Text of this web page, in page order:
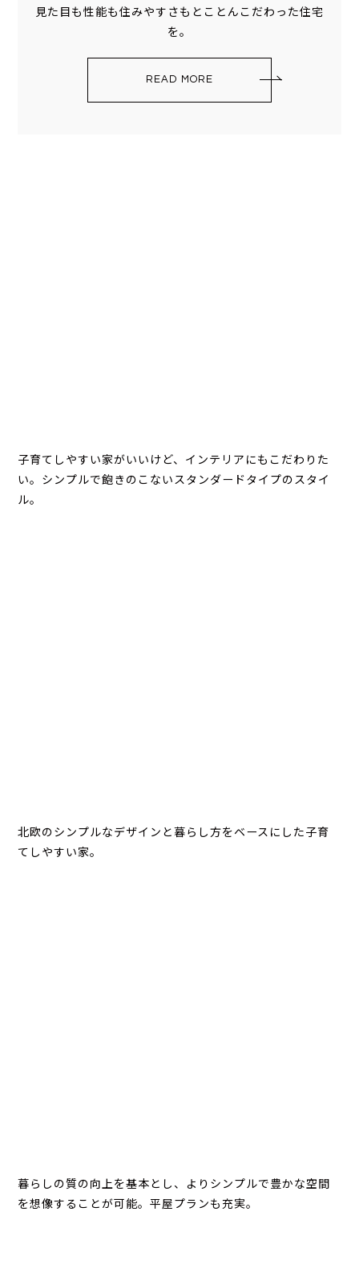
見た目も性能も住みやすさもとことんこだわった住宅
を。
READ MORE
子育てしやすい家がいいけど、インテリアにもこだわりた
い。シンプルで飽きのこないスタンダードタイプのスタイ
ル。
北欧のシンプルなデザインと暮らし方をベースにした子育
てしやすい家。
暮らしの質の向上を基本とし、よりシンプルで豊かな空間
を想像することが可能。平屋プランも充実。